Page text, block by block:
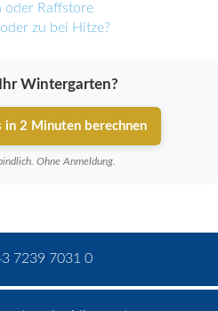
oder Raffstore
zu bei Hitze?
Wintergarten?
2 Minuten berechnen
Ohne Anmeldung.
7239 7031 0